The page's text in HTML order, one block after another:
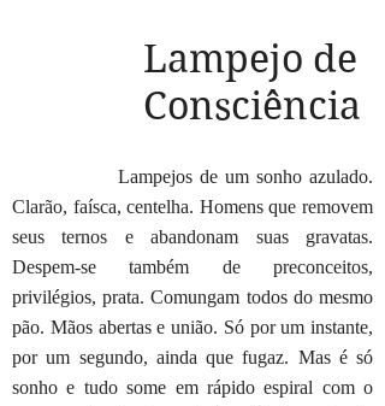
Lampejo de
Consciência
Lampejos de um sonho azulado.
Clarão, faísca, centelha. Homens que removem
seus ternos e abandonam suas gravatas.
Despem-se também de preconceitos,
privilégios, prata. Comungam todos do mesmo
pão. Mãos abertas e união. Só por um instante,
por um segundo, ainda que fugaz. Mas é só
sonho e tudo some em rápido espiral com o